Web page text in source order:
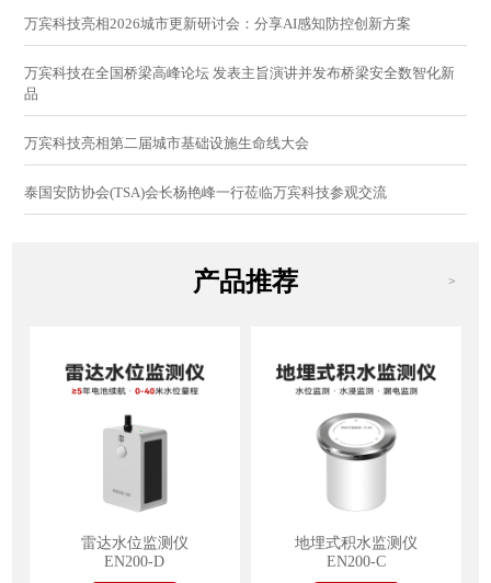
万宾科技亮相2026城市更新研讨会：分享AI感知防控创新方案
万宾科技在全国桥梁高峰论坛 发表主旨演讲并发布桥梁安全数智化新
品
万宾科技亮相第二届城市基础设施生命线大会
泰国安防协会(TSA)会长杨艳峰一行莅临万宾科技参观交流
产品推荐 >
雷达水位监测仪
EN200-D
地埋式积水监测仪
EN200-C